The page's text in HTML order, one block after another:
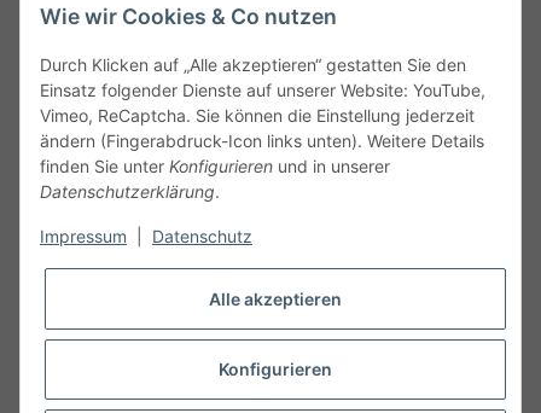
Leibnizstraße 2a
Germany
Phone:+49 40 5287270
Fax:+49 40 5281050
Email:sales@tow-automotive.de
Wie wir Cookies & Co nutzen
Durch Klicken auf „Alle akzeptieren“ gestatten Sie den
Einsatz folgender Dienste auf unserer Website: YouTube,
Vimeo, ReCaptcha. Sie können die Einstellung jederzeit
ändern (Fingerabdruck-Icon links unten). Weitere Details
finden Sie unter Konfigurieren und in unserer
Datenschutzerklärung.
Impressum Datenschutz
Alle akzeptieren
Konfigurieren